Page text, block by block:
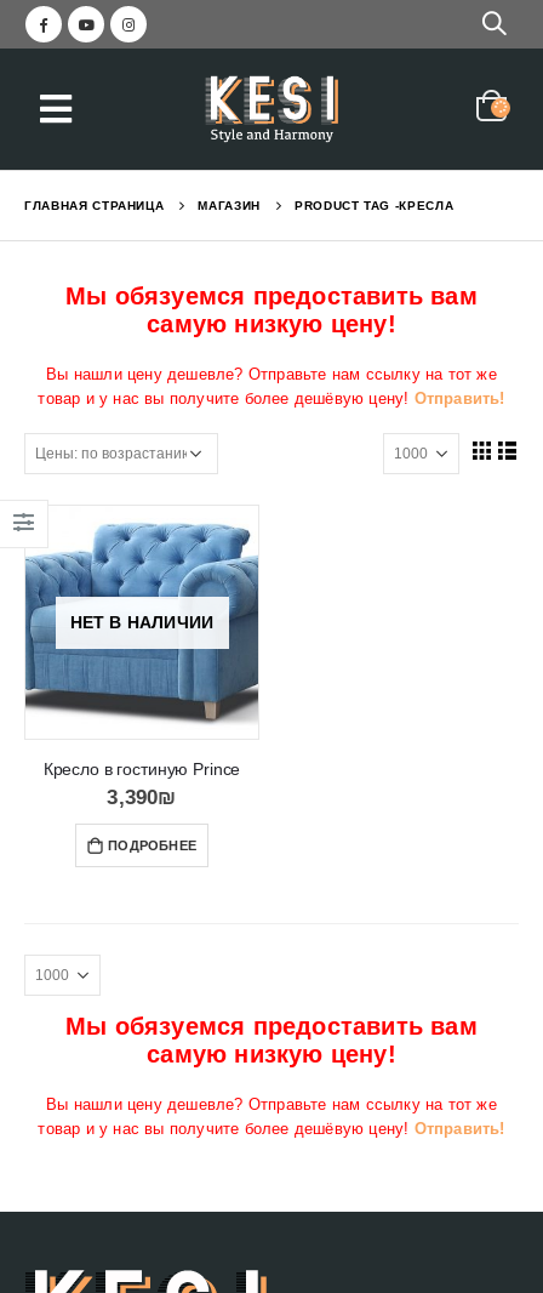
ГЛАВНАЯ СТРАНИЦА МАГАЗИН PRODUCT TAG -КРЕСЛА
Мы обязуемся предоставить вам
самую низкую цену!
Вы нашли цену дешевле? Отправьте нам ссылку на тот же
товар и у нас вы получите более дешёвую цену! Отправить!
НЕТ В НАЛИЧИИ
Кресло в гостиную Prince
3,390₪
ПОДРОБНЕЕ
Мы обязуемся предоставить вам
самую низкую цену!
Вы нашли цену дешевле? Отправьте нам ссылку на тот же
товар и у нас вы получите более дешёвую цену! Отправить!